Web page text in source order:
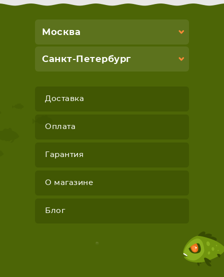
Москва
Санкт-Петербург
Доставка
Оплата
Гарантия
О магазине
Блог